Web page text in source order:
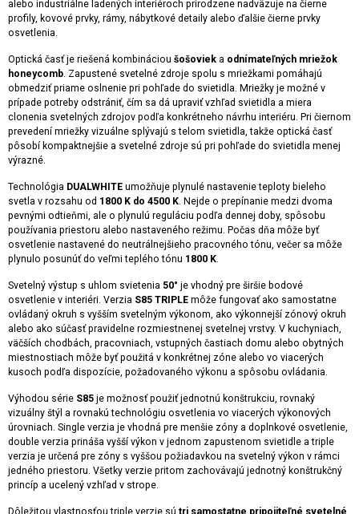
alebo industriálne ladených interiéroch prirodzene nadväzuje na čierne
profily, kovové prvky, rámy, nábytkové detaily alebo ďalšie čierne prvky
osvetlenia.
Optická časť je riešená kombináciou šošoviek a odnímateľných mriežok
honeycomb . Zapustené svetelné zdroje spolu s mriežkami pomáhajú
obmedziť priame oslnenie pri pohľade do svietidla. Mriežky je možné v
prípade potreby odstrániť, čím sa dá upraviť vzhľad svietidla a miera
clonenia svetelných zdrojov podľa konkrétneho návrhu interiéru. Pri čiernom
prevedení mriežky vizuálne splývajú s telom svietidla, takže optická časť
pôsobí kompaktnejšie a svetelné zdroje sú pri pohľade do svietidla menej
výrazné.
Technológia DUALWHITE umožňuje plynulé nastavenie teploty bieleho
svetla v rozsahu od 1800 K do 4500 K . Nejde o prepínanie medzi dvoma
pevnými odtieňmi, ale o plynulú reguláciu podľa dennej doby, spôsobu
používania priestoru alebo nastaveného režimu. Počas dňa môže byť
osvetlenie nastavené do neutrálnejšieho pracovného tónu, večer sa môže
plynulo posunúť do veľmi teplého tónu 1800 K
Svetelný výstup s uhlom svietenia 50° je vhodný pre širšie bodové
osvetlenie v interiéri. Verzia S85 TRIPLE môže fungovať ako samostatne
ovládaný okruh s vyšším svetelným výkonom, ako výkonnejší zónový okruh
alebo ako súčasť pravidelne rozmiestnenej svetelnej vrstvy. V kuchyniach,
väčších chodbách, pracovniach, vstupných častiach domu alebo obytných
miestnostiach môže byť použitá v konkrétnej zóne alebo vo viacerých
kusoch podľa dispozície, požadovaného výkonu a spôsobu ovládania.
Výhodou série S85 je možnosť použiť jednotnú konštrukciu, rovnaký
vizuálny štýl a rovnakú technológiu osvetlenia vo viacerých výkonových
úrovniach. Single verzia je vhodná pre menšie zóny a doplnkové osvetlenie,
double verzia prináša vyšší výkon v jednom zapustenom svietidle a triple
verzia je určená pre zóny s vyššou požiadavkou na svetelný výkon v rámci
jedného priestoru. Všetky verzie pritom zachovávajú jednotný konštrukčný
princíp a ucelený vzhľad v strope.
Dôležitou vlastnosťou triple verzie sú tri samostatne pripojiteľné svetelné